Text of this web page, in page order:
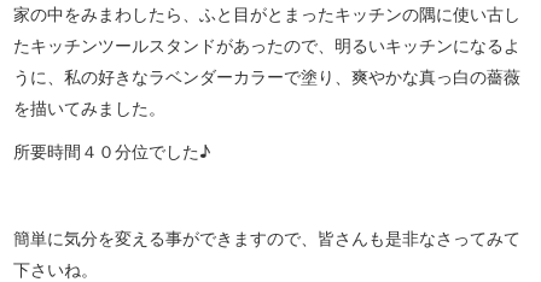
家の中をみまわしたら、ふと目がとまったキッチンの隅に使い古し
たキッチンツールスタンドがあったので、明るいキッチンになるよ
うに、私の好きなラベンダーカラーで塗り、爽やかな真っ白の薔薇
を描いてみました。
所要時間４０分位でした♪
簡単に気分を変える事ができますので、皆さんも是非なさってみて
下さいね。